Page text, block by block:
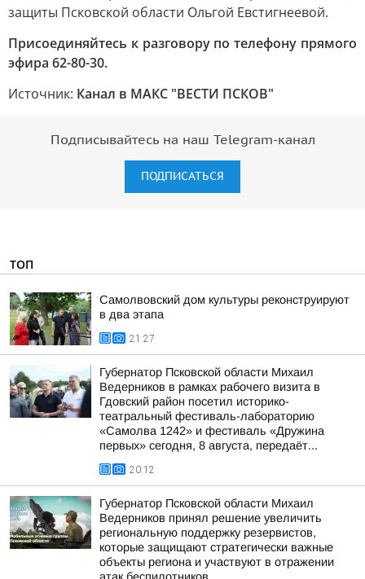
защиты Псковской области Ольгой Евстигнеевой.
Присоединяйтесь к разговору по телефону прямого
эфира 62-80-30.
Источник: Канал в МАКС "ВЕСТИ ПСКОВ"
Подписывайтесь на наш Telegram-канал
ПОДПИСАТЬСЯ
ТОП
Самолвовский дом культуры реконструируют
в два этапа
21:27
Губернатор Псковской области Михаил
Ведерников в рамках рабочего визита в
Гдовский район посетил историко-
театральный фестиваль-лабораторию
«Самолва 1242» и фестиваль «Дружина
первых» сегодня, 8 августа, передаёт...
20:12
Губернатор Псковской области Михаил
Ведерников принял решение увеличить
региональную поддержку резервистов,
которые защищают стратегически важные
объекты региона и участвуют в отражении